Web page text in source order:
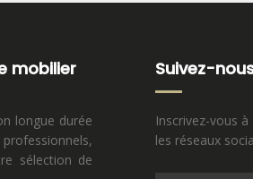
mobilier
longue durée
sélection de
Suivez-
Inscrivez-vous
les réseaux